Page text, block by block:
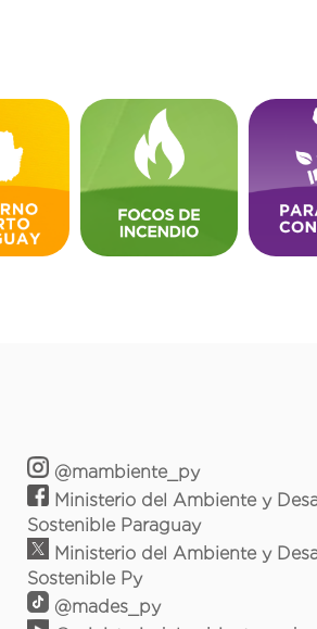
@mambiente_py
Ministerio del Ambiente y
Sostenible Paraguay
Ministerio del Ambiente y
Sostenible Py
@mades_py